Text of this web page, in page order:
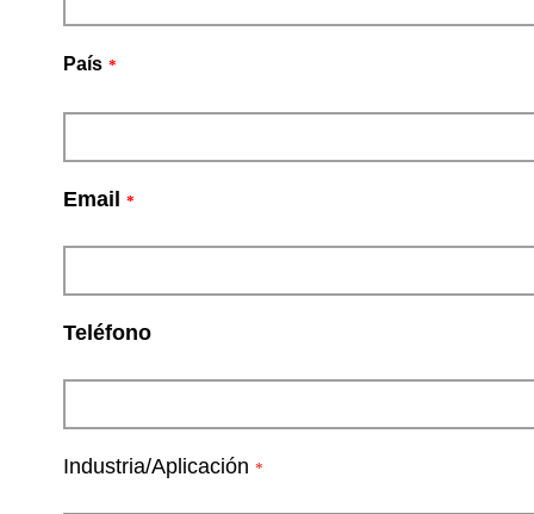
País *
Email *
Teléfono
Industria/Aplicación *